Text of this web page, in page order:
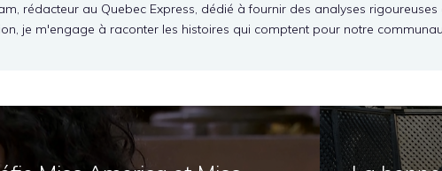
rédacteur au Quebec Express, dédié à fournir des analyses
je m'engage à raconter les histoires qui comptent pour notre